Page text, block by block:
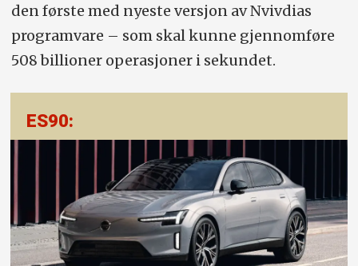
den første med nyeste versjon av Nvivdias
programvare – som skal kunne gjennomføre
508 billioner operasjoner i sekundet.
ES90: